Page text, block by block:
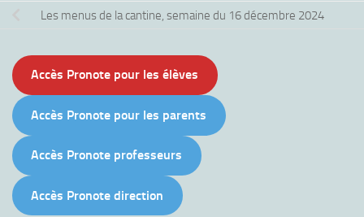
Les menus de la cantine, semaine du 16 décembre 2024
Accès Pronote pour les élèves
Accès Pronote pour les parents
Accès Pronote professeurs
Accès Pronote direction